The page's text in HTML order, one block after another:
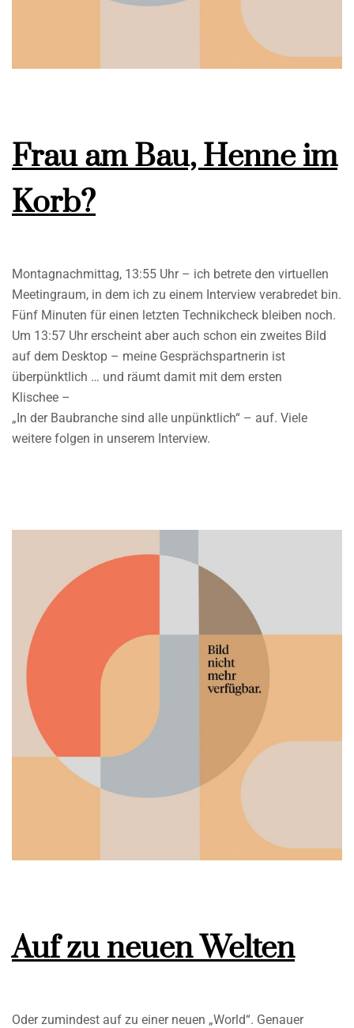
Frau am Bau, Henne im
Korb?
Montagnachmittag, 13:55 Uhr – ich betrete den virtuellen
Meetingraum, in dem ich zu einem Interview verabredet bin.
Fünf Minuten für einen letzten Technikcheck bleiben noch.
Um 13:57 Uhr erscheint aber auch schon ein zweites Bild
auf dem Desktop – meine Gesprächspartnerin ist
überpünktlich … und räumt damit mit dem ersten
Klischee –
„In der Baubranche sind alle unpünktlich“ – auf. Viele
weitere folgen in unserem Interview.
Auf zu neuen Welten
Oder zumindest auf zu einer neuen „World“. Genauer